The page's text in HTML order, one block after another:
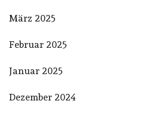
März 2025
Februar 2025
Januar 2025
Dezember 2024